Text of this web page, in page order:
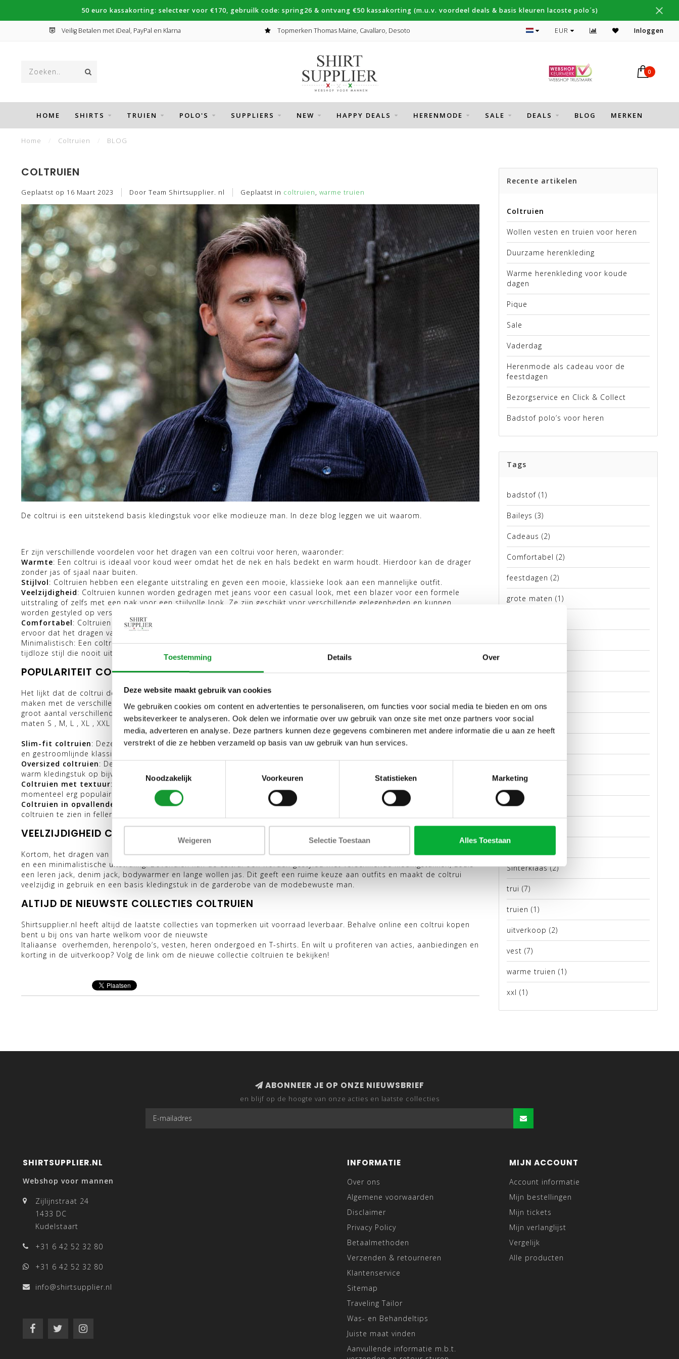
Toestemming Details Over
Deze website maakt gebruik van cookies
We gebruiken cookies om content en advertenties te personaliseren, om functies voor social media te bieden en om ons
websiteverkeer te analyseren. Ook delen we informatie over uw gebruik van onze site met onze partners voor social
media, adverteren en analyse. Deze partners kunnen deze gegevens combineren met andere informatie die u aan ze heeft
verstrekt of die ze hebben verzameld op basis van uw gebruik van hun services.
Toestemmingsselectie
Noodzakelijk
Voorkeuren Statistieken Marketing
Weigeren Selectie Toestaan Alles Toestaan
50 euro kassakorting: selecteer voor €170, gebruilk code: spring26 & ontvang €50 kassakorting (m.u.v. voordeel deals & basis kleuren lacoste polo´s)
Veilig Betalen met iDeal, PayPal en Klarna Topmerken Thomas Maine, Cavallaro, Desoto Topmerken Gant, NZA, Fred Perry
EUR Inloggen
0
HOME SHIRTS TRUIEN POLO'S SUPPLIERS NEW HAPPY DEALS HERENMODE SALE DEALS BLOG MERKEN
Home Coltruien BLOG
COLTRUIEN
Geplaatst op 16 Maart 2023 Door Team Shirtsupplier. nl Geplaatst in coltruien, warme truien
De coltrui is een uitstekend basis kledingstuk voor elke modieuze man. In deze blog leggen we uit waarom.
Er zijn verschillende voordelen voor het dragen van een coltrui voor heren, waaronder:
Warmte: Een coltrui is ideaal voor koud weer omdat het de nek en hals bedekt en warm houdt. Hierdoor kan de drager
zonder jas of sjaal naar buiten.
Stijlvol: Coltruien hebben een elegante uitstraling en geven een mooie, klassieke look aan een mannelijke outfit.
Veelzijdigheid: Coltruien kunnen worden gedragen met jeans voor een casual look, met een blazer voor een formele
uitstraling of zelfs met een pak voor een stijlvolle look. Ze zijn geschikt voor verschillende gelegenheden en kunnen
worden gestyled op verschillende manieren.
Comfortabel: Coltruien zijn vaak gemaakt van zachte, comfortabele materialen zoals wol, kasjmier of katoen. Dit zorgt
ervoor dat het dragen van een coltrui niet alleen stijlvol is maar ook comfortabel draagt.
Minimalistisch: Een coltrui is een eenvoudig kledingstuk en heeft daarom een minimalistische uitstraling. Dit zorgt voor en
tijdloze stijl die nooit uit de mode raakt.
POPULARITEIT COLTRUI
Het lijkt dat de coltrui de afgelopen jaren in de herenmode steeds populairder is geworden. Dat heeft onder andere te
maken met de verschillende variaties op de klassieke coltrui die momenteel erg populair zijn. Coltruien kopen kan in een
groot aantal verschillende kleuren en maten. Zo zijn er momenteel bij Shirtsupplier.nl de volgende soorten coltruien in de
maten S , M, L , XL , XXL , 3XL en 4XL te vinden:
Slim-fit coltruien: Deze coltruien zijn aansluitend en worden vaak gedragen onder een colbert of blazer voor een nette
en gestroomlijnde klassieke look.
Oversized coltruien: Deze coltruien hebben een losse pasvorm en worden vaak gedragen als een casual, comfortabel en
warm kledingstuk op bijvoorbeeld een jeans of Chino.
Coltruien met textuur: Coltruien met een patroon of textuur, zoals ribbels of kabels zijn
momenteel erg populair. Denk aan de Noorse trui. Meestal in de winter graag gedragen in de vrije tijd.
Coltruien in opvallende kleuren
: In plaats van de traditionele zwarte, grijze en bruine coltruien, zijn er steeds meer
coltruien te zien in fellere kleuren zoals rood, oranje, okergeel, lichtblauw en groen.
VEELZIJDIGHEID COLTRUI
Kortom, het dragen van een coltrui voor heren heeft verschillende voordelen, zoals warmte, stijl, veelzijdigheid, comfort
en een minimalistische uitstraling. Bovendien kan de coltrui ook worden gestyled met verschillende kledingstukken, zoals
een leren jack, denim jack, bodywarmer en lange wollen jas. Dit geeft een ruime keuze aan outfits en maakt de coltrui
veelzijdig in gebruik en een basis kledingstuk in de garderobe van de modebewuste man.
ALTIJD DE NIEUWSTE COLLECTIES COLTRUIEN
Shirtsupplier.nl heeft altijd de laatste collecties van topmerken uit voorraad leverbaar. Behalve online een coltrui kopen
bent u bij ons van harte welkom voor de nieuwste
Italiaanse overhemden, herenpolo’s, vesten, heren ondergoed en T-shirts. En wilt u profiteren van acties, aanbiedingen en
korting in de uitverkoop? Volg de link om de nieuwe collectie coltruien te bekijken!
Recente artikelen
Coltruien
Wollen vesten en truien voor heren
Duurzame herenkleding
Warme herenkleding voor koude
dagen
Pique
Sale
Vaderdag
Herenmode als cadeau voor de
feestdagen
Bezorgservice en Click & Collect
Badstof polo’s voor heren
Tags
badstof (1)
Baileys (3)
Cadeaus (2)
Comfortabel (2)
feestdagen (2)
grote maten (1)
online(2)
overhemd
overhemden
polo(6)
Sinterklaas(2)
trui (7)
truien (1)
uitverkoop (2)
vest (7)
warme truien (1)
xxl (1)
ABONNEER JE OP ONZE NIEUWSBRIEF
en blijf op de hoogte van onze acties en laatste collecties
SHIRTSUPPLIER.NL
Webshop voor mannen
Zijlijnstraat 24
1433 DC
Kudelstaart
+31 6 42 52 32 80
+31 6 42 52 32 80
info@shirtsupplier.nl
INFORMATIE
Over ons
Algemene voorwaarden
Disclaimer
Privacy Policy
Betaalmethoden
Verzenden & retourneren
Klantenservice
Sitemap
Traveling Tailor
Was- en Behandeltips
Juiste maat vinden
Aanvullende informatie m.b.t.
MIJN ACCOUNT
Account informatie
Mijn bestellingen
Mijn tickets
Mijn verlanglijst
Vergelijk
Alle producten